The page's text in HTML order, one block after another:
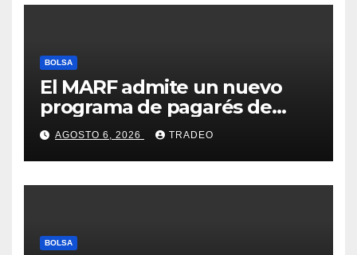
BOLSA
El MARF admite un nuevo
programa de pagarés de
Seresco por 20 millones de
euros
AGOSTO 6, 2026 TRADEO
BOLSA